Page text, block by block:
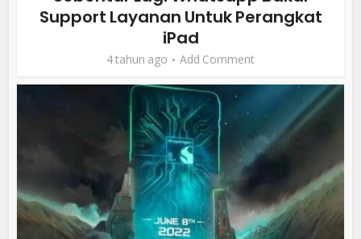
Support Layanan Untuk Perangkat
iPad
4 tahun ago Add Comment